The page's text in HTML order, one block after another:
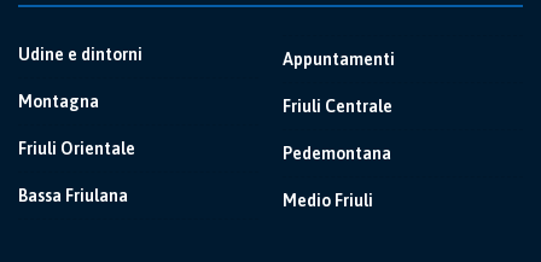
Udine e dintorni
Montagna
Friuli Orientale
Bassa Friulana
Appuntamenti
Friuli Centrale
Pedemontana
Medio Friuli